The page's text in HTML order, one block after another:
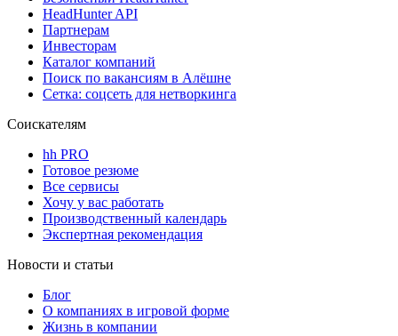
HeadHunter API
Партнерам
Инвесторам
Каталог компаний
Поиск по вакансиям в Алёшне
Сетка: соцсеть для нетворкинга
Соискателям
hh PRO
Готовое резюме
Все сервисы
Хочу у вас работать
Производственный календарь
Экспертная рекомендация
Новости и статьи
Блог
О компаниях в игровой форме
Жизнь в компании